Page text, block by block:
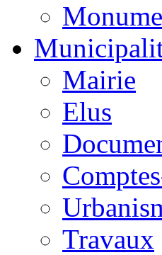
Mairie
Elus
Travaux